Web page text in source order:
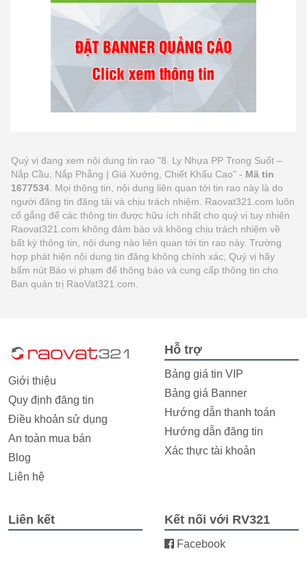
Quý vị đang xem nội dung tin rao "8. Ly Nhựa PP Trong Suốt –
Nắp Cầu, Nắp Phẳng | Giá Xưởng, Chiết Khấu Cao" - Mã tin
1677534 . Mọi thông tin, nội dung liên quan tới tin rao này là do
người đăng tin đăng tải và chịu trách nhiệm. Raovat321.com luôn
cố gắng để các thông tin được hữu ích nhất cho quý vị tuy nhiên
Raovat321.com không đảm bảo và không chịu trách nhiệm về
bất kỳ thông tin, nội dung nào liên quan tới tin rao này. Trường
hợp phát hiện nội dung tin đăng không chính xác, Quý vị hãy
bấm nút Báo vi phạm để thông báo và cung cấp thông tin cho
Ban quản trị RaoVat321.com.
Giới thiệu
Quy định đăng tin
Điều khoản sử dụng
An toàn mua bán
Blog
Liên hệ
Hỗ trợ
Bảng giá tin VIP
Bảng giá Banner
Hướng dẫn thanh toán
Hướng dẫn đăng tin
Xác thực tài khoản
Liên kết Kết nối với RV321
Facebook